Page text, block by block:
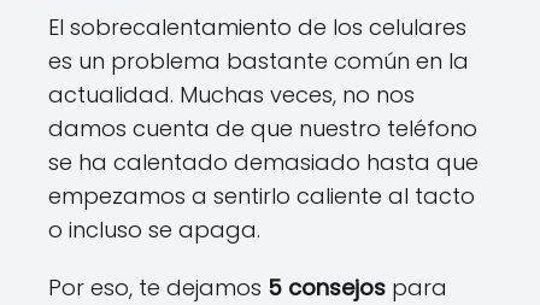
El sobrecalentamiento de los celulares
es un problema bastante común en la
actualidad. Muchas veces, no nos
damos cuenta de que nuestro teléfono
se ha calentado demasiado hasta que
empezamos a sentirlo caliente al tacto
o incluso se apaga.
Por eso, te dejamos 5 consejos para